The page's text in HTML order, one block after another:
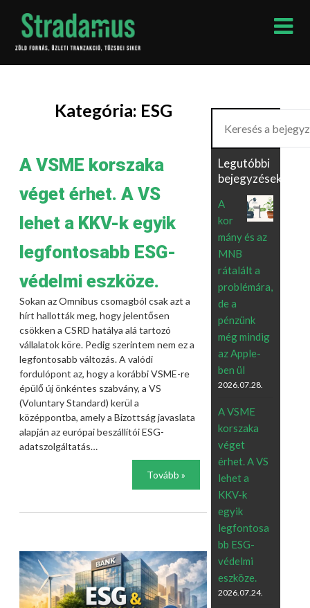
content
Kategória: ESG
A VSME korszaka
véget érhet. A VS
lehet a KKV-k egyik
legfontosabb ESG-
védelmi eszköze.
Sokan az Omnibus csomagból csak azt a
hírt hallották meg, hogy jelentősen
csökken a CSRD hatálya alá tartozó
vállalatok köre. Pedig szerintem nem ez a
legfontosabb változás. A valódi
fordulópont az, hogy a korábbi VSME-re
épülő új önkéntes szabvány, a VS
(Voluntary Standard) kerül a
középpontba, amely a Bizottság javaslata
alapján az európai beszállítói ESG-
adatszolgáltatás…
Tovább »
Legutóbbi
bejegyzések
A
kor
mány és az
MNB
rátalált a
problémára,
de a
pénzünk
még mindig
az Apple-
ben ül
2026.07.28.
A VSME
korszaka
véget
érhet. A VS
lehet a
KKV-k
egyik
legfontosa
bb ESG-
védelmi
eszköze.
2026.07.24.